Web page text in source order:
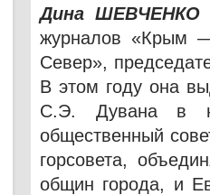
Дина ШЕВЧЕНКО
журналов «Крым
Север»,
В этом году она
С.Э. Дувана в
общественный
горсовета,
общин города, и